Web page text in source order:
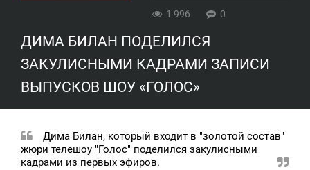
1 996
1 996 0
ДИМА БИЛАН ПОДЕЛИЛСЯ
ЗАКУЛИСНЫМИ КАДРАМИ ЗАПИСИ
ВЫПУСКОВ ШОУ «ГОЛОС»
Дима Билан, который входит в "золотой состав"
жюри телешоу "Голос" поделился закулисными
кадрами из первых эфиров.